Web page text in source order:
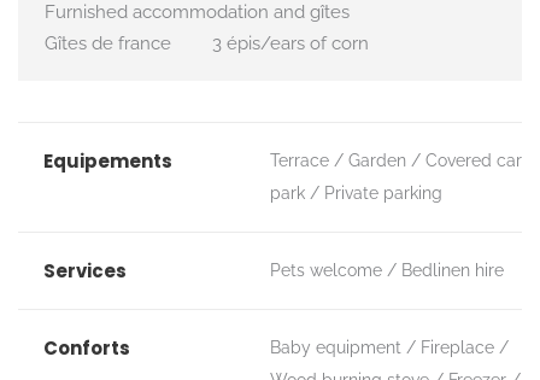
Furnished accommodation and gîtes
Gîtes de france
3 épis/ears of corn
Equipements Terrace Garden
Covered car
park
Private parking
Services Pets welcome Bedlinen hire
Conforts Baby equipment
Fireplace /